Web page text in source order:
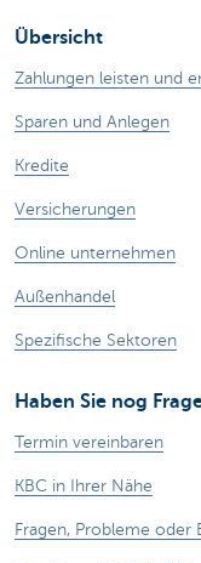
Übersicht
Zahlungen leisten und
Sparen und Anlegen
Kredite
Versicherungen
Online unternehmen
Außenhandel
Spezifische Sektoren
Haben Sie nog
Termin vereinbaren
KBC in Ihrer Nähe
Fragen, Probleme oder